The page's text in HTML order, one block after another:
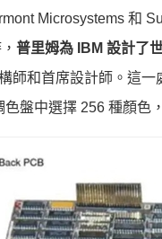
Microsystems 和
普里姆為 IBM 設計了
師和首席設計師。這
盤中選擇 256 種顏色